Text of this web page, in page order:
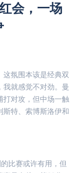
会，一场
氛围本该是经典双
就感觉不对劲。曼
打对攻，但中场一触
斯特、索博斯洛伊和
比赛或许有用，但